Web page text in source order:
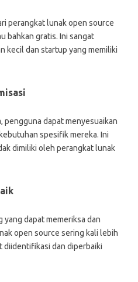
perangkat lunak open source
bahkan gratis. Ini sangat
kecil dan startup yang memiliki
pengguna dapat menyesuaikan
spesifik mereka. Ini
dimiliki oleh perangkat lunak
yang dapat memeriksa dan
open source sering kali lebih
diidentifikasi dan diperbaiki